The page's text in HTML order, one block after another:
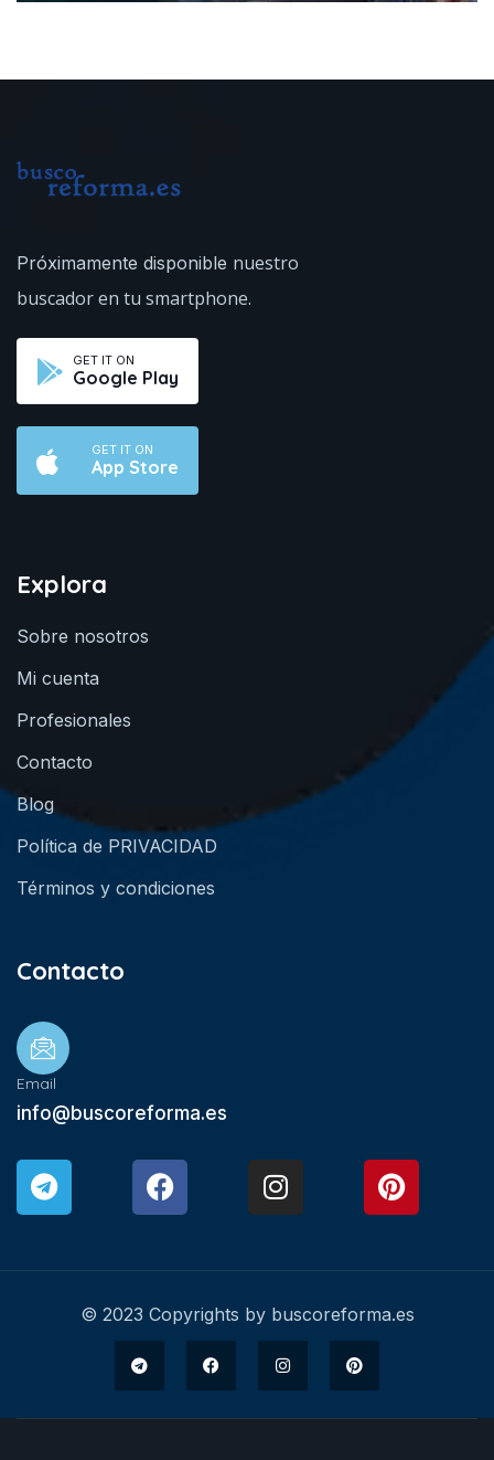
Próximamente disponible nuestro
buscador en tu smartphone.
GET IT ON
Google Play
GET IT ON
App Store
Explora
Sobre nosotros
Mi cuenta
Profesionales
Contacto
Blog
Política de PRIVACIDAD
Términos y condiciones
Contacto
Email
info@buscoreforma.es
© 2023 Copyrights by buscoreforma.es